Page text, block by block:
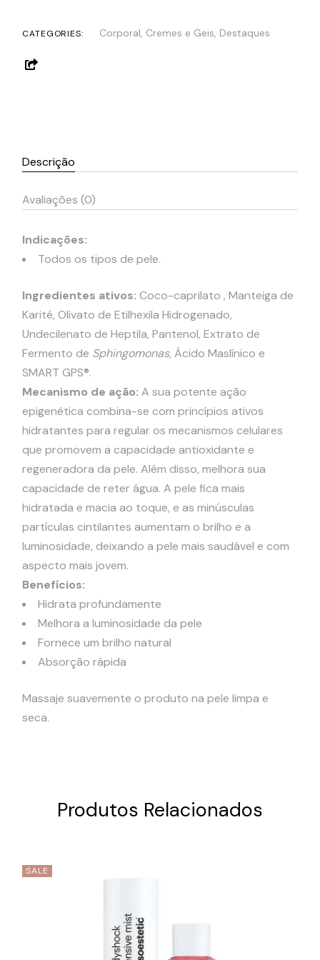
CATEGORIES: Corporal, Cremes e Geis, Destaques
Descrição
Avaliações (0)
Indicações:
Todos os tipos de pele.
Ingredientes ativos: Coco-caprilato , Manteiga de
Karité, Olivato de Etilhexila Hidrogenado,
Undecilenato de Heptila, Pantenol, Extrato de
Fermento de Sphingomonas, Ácido Maslínico e
SMART GPS®.
Mecanismo de ação: A sua potente ação
epigenética combina-se com princípios ativos
hidratantes para regular os mecanismos celulares
que promovem a capacidade antioxidante e
regeneradora da pele. Além disso, melhora sua
capacidade de reter água. A pele fica mais
hidratada e macia ao toque, e as minúsculas
partículas cintilantes aumentam o brilho e a
luminosidade, deixando a pele mais saudável e com
aspecto mais jovem.
Benefícios:
Hidrata profundamente
Melhora a luminosidade da pele
Fornece um brilho natural
Absorção rápida
Massaje suavemente o produto na pele limpa e
seca.
Produtos Relacionados
SALE